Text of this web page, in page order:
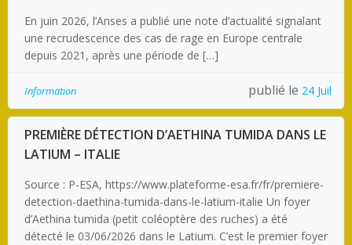
En juin 2026, l’Anses a publié une note d’actualité signalant
une recrudescence des cas de rage en Europe centrale
depuis 2021, après une période de […]
Information publié le 24 Juil
PREMIÈRE DÉTECTION D’AETHINA TUMIDA DANS LE
LATIUM – ITALIE
Source : P-ESA, https://www.plateforme-esa.fr/fr/premiere-
detection-daethina-tumida-dans-le-latium-italie Un foyer
d’Aethina tumida (petit coléoptère des ruches) a été
détecté le 03/06/2026 dans le Latium. C’est le premier foyer